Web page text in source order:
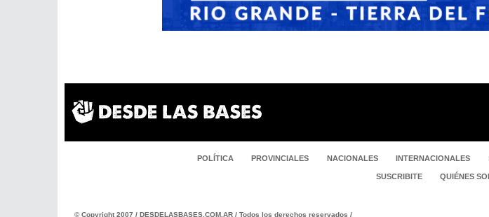
POLÍTICA PROVINCIALES NACIONALES INTERNACIONALES
SUSCRIBITE QUIÉNES
© Copyright 2007 / DESDELASBASES.COM.AR / Todos los derechos reservados /